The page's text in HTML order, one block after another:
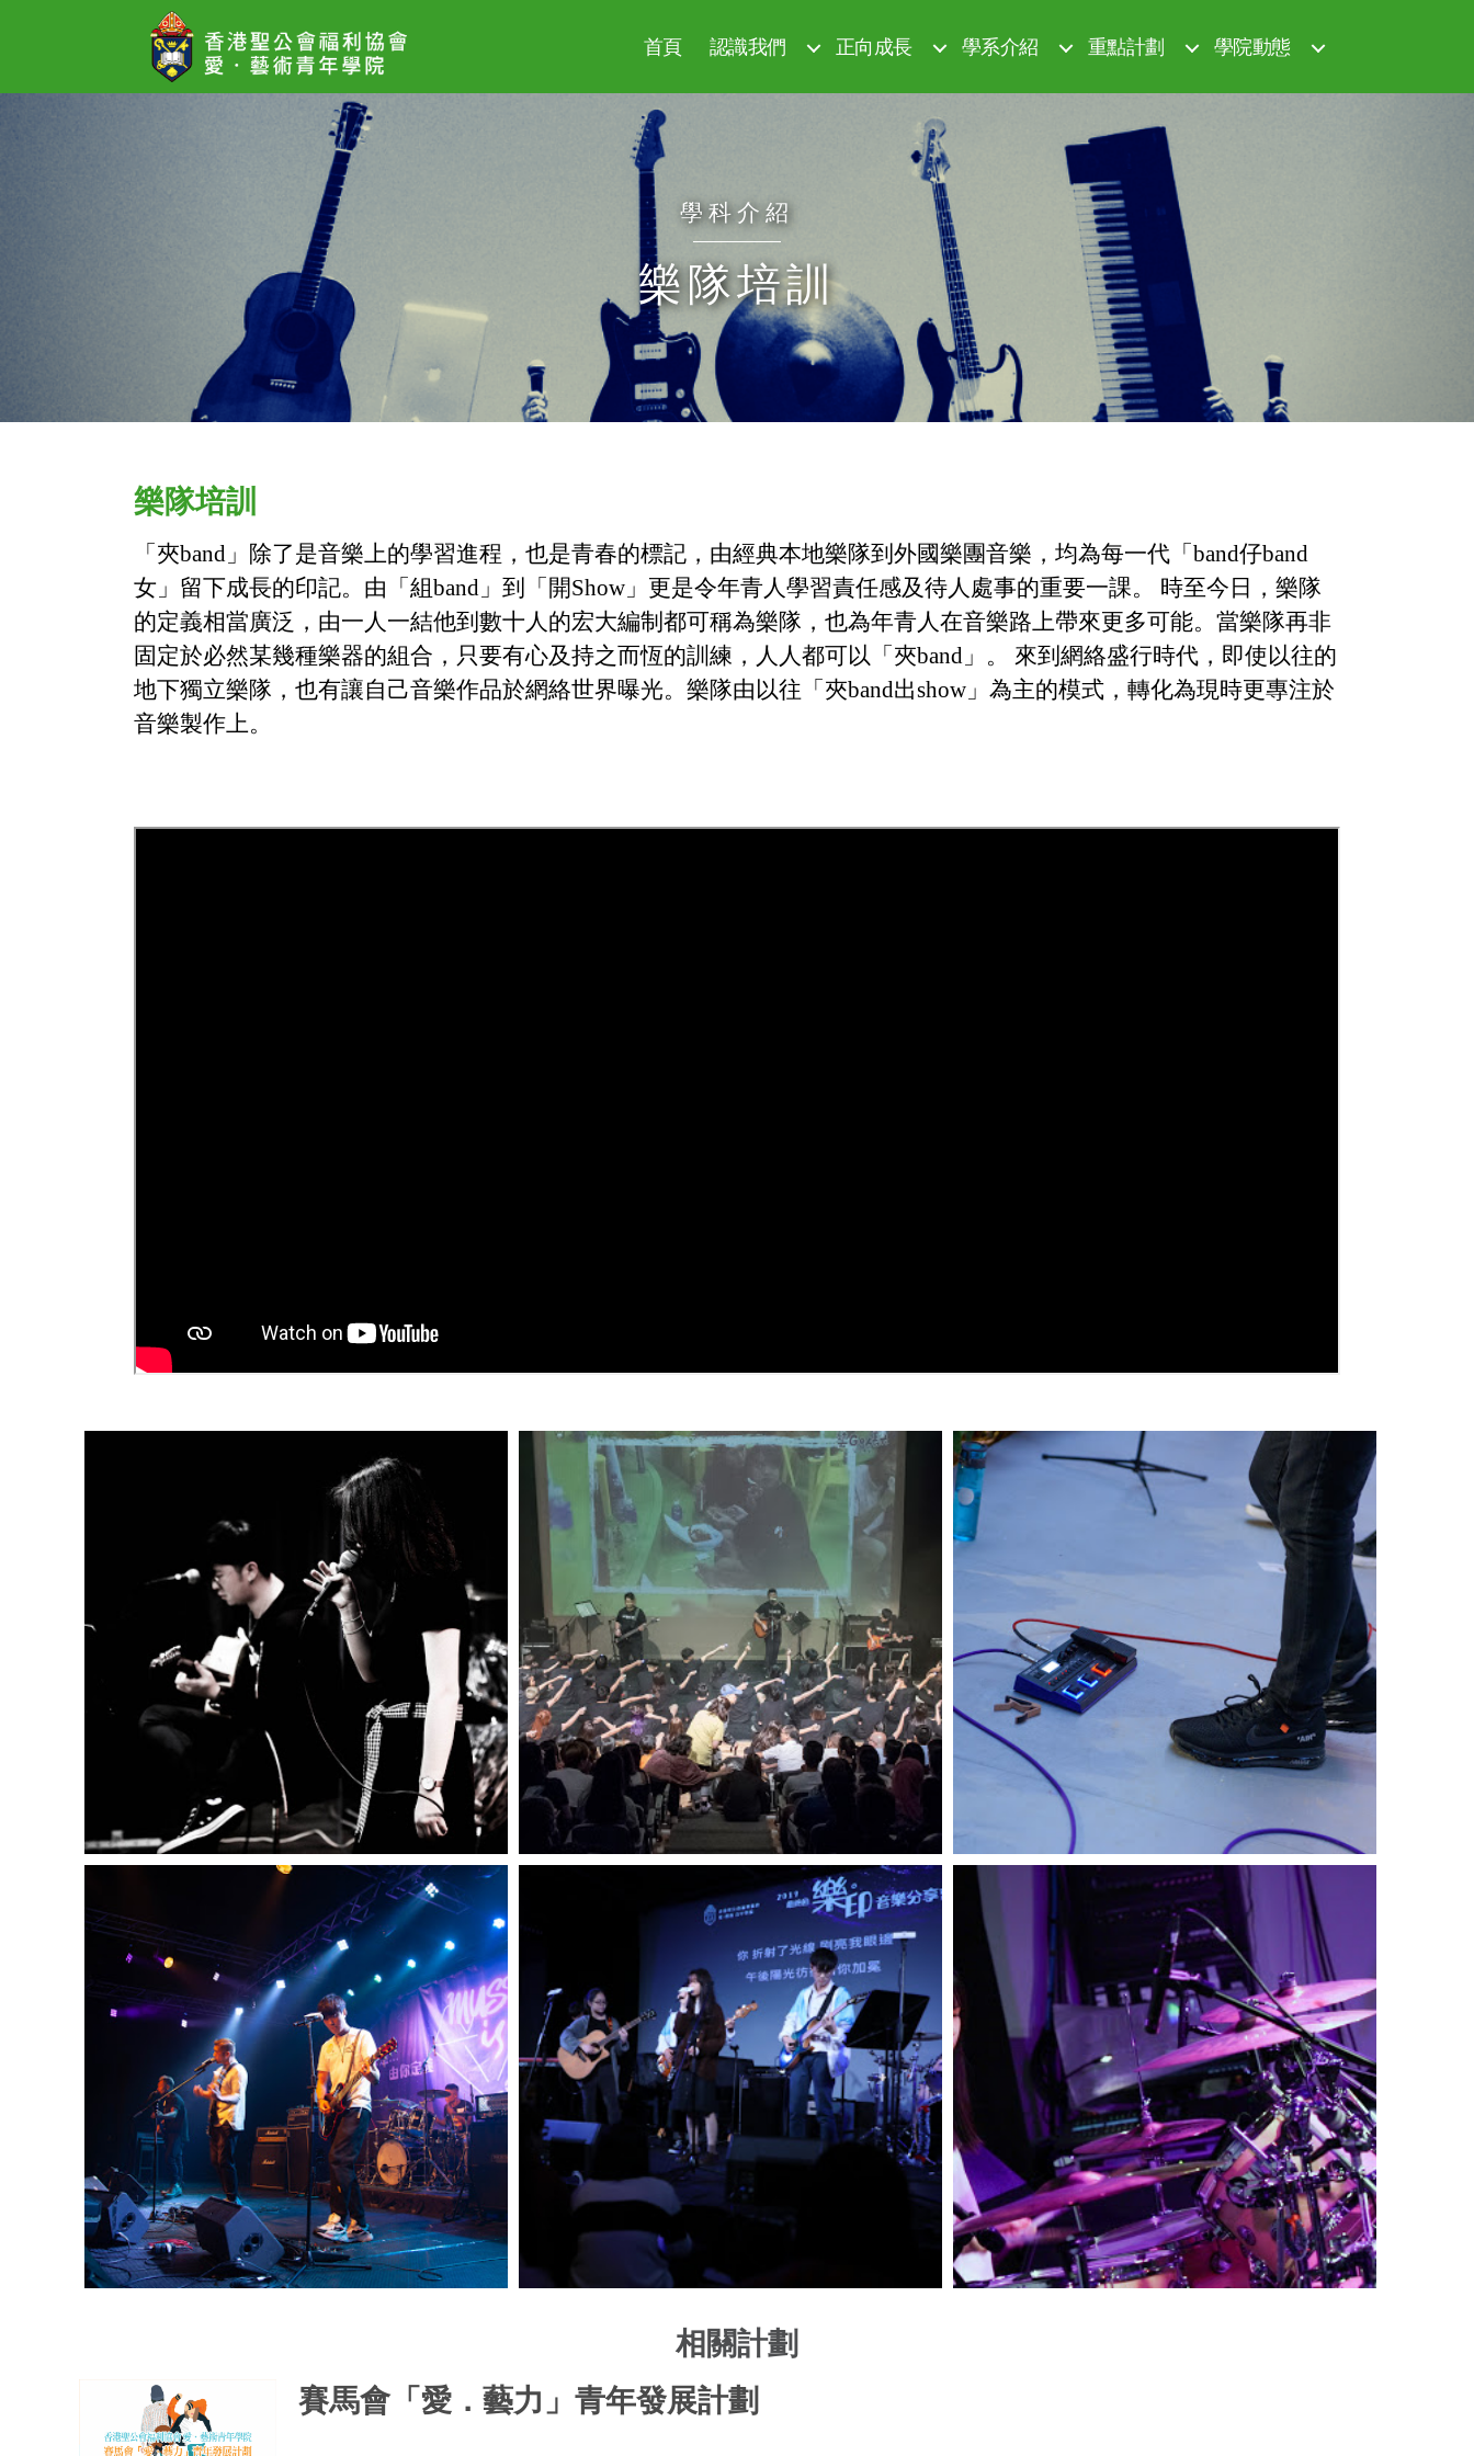
愛．
首頁 認識我們 正向成長 學系介紹 重點計劃 學院動態
學科介紹
樂隊培訓
樂隊培訓
「夾band」除了是音樂上的學習進程，也是青春的標記，由經典本地樂隊到外國樂團音樂，均為每一代「band仔band
女」留下成長的印記。由「組band」到「開Show」更是令年青人學習責任感及待人處事的重要一課。 時至今日，樂隊
的定義相當廣泛，由一人一結他到數十人的宏大編制都可稱為樂隊，也為年青人在音樂路上帶來更多可能。當樂隊再非
固定於必然某幾種樂器的組合，只要有心及持之而恆的訓練，人人都可以「夾band」。 來到網絡盛行時代，即使以往的
地下獨立樂隊，也有讓自己音樂作品於網絡世界曝光。樂隊由以往「夾band出show」為主的模式，轉化為現時更專注於
音樂製作上。
相關計劃
賽馬會「愛．藝力」青年發展計劃